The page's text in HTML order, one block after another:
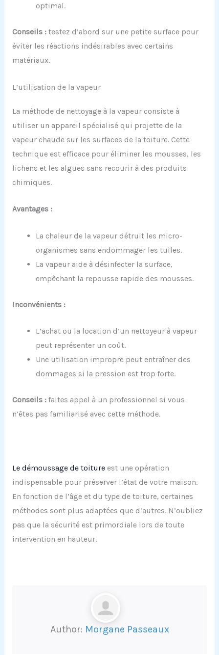
optimal.
Conseils :testez d’abord sur une petite surface pour
éviter les réactions indésirables avec certains
matériaux.
L’utilisation de la vapeur
La méthode de nettoyage à la vapeur consiste à
utiliser un appareil spécialisé qui projette de la
vapeur chaude sur les surfaces de la toiture. Cette
technique est efficace pour éliminer les mousses, les
lichens et les algues sans recourir à des produits
chimiques.
Avantages :
La chaleur de la vapeur détruit les micro-
organismes sans endommager les tuiles.
La vapeur aide à désinfecter la surface,
empêchant la repousse rapide des mousses.
Inconvénients :
L’achat ou la location d’un nettoyeur à vapeur
peut représenter un coût.
Une utilisation impropre peut entraîner des
dommages si la pression est trop forte.
Conseils :faites appel à un professionnel si vous
n’êtes pas familiarisé avec cette méthode.
Le démoussage de toitureest une opération
indispensable pour préserver l’état de votre maison.
En fonction de l’âge et du type de toiture, certaines
méthodes sont plus adaptées que d’autres. N’oubliez
pas que la sécurité est primordiale lors de toute
intervention en hauteur.
Author: Morgane Passeaux